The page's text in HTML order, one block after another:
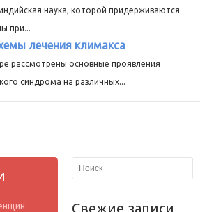
наука, которой придерживаются
при...
лечения климакса
рассмотрены основные проявления
синдрома на различных...
Свежие записи